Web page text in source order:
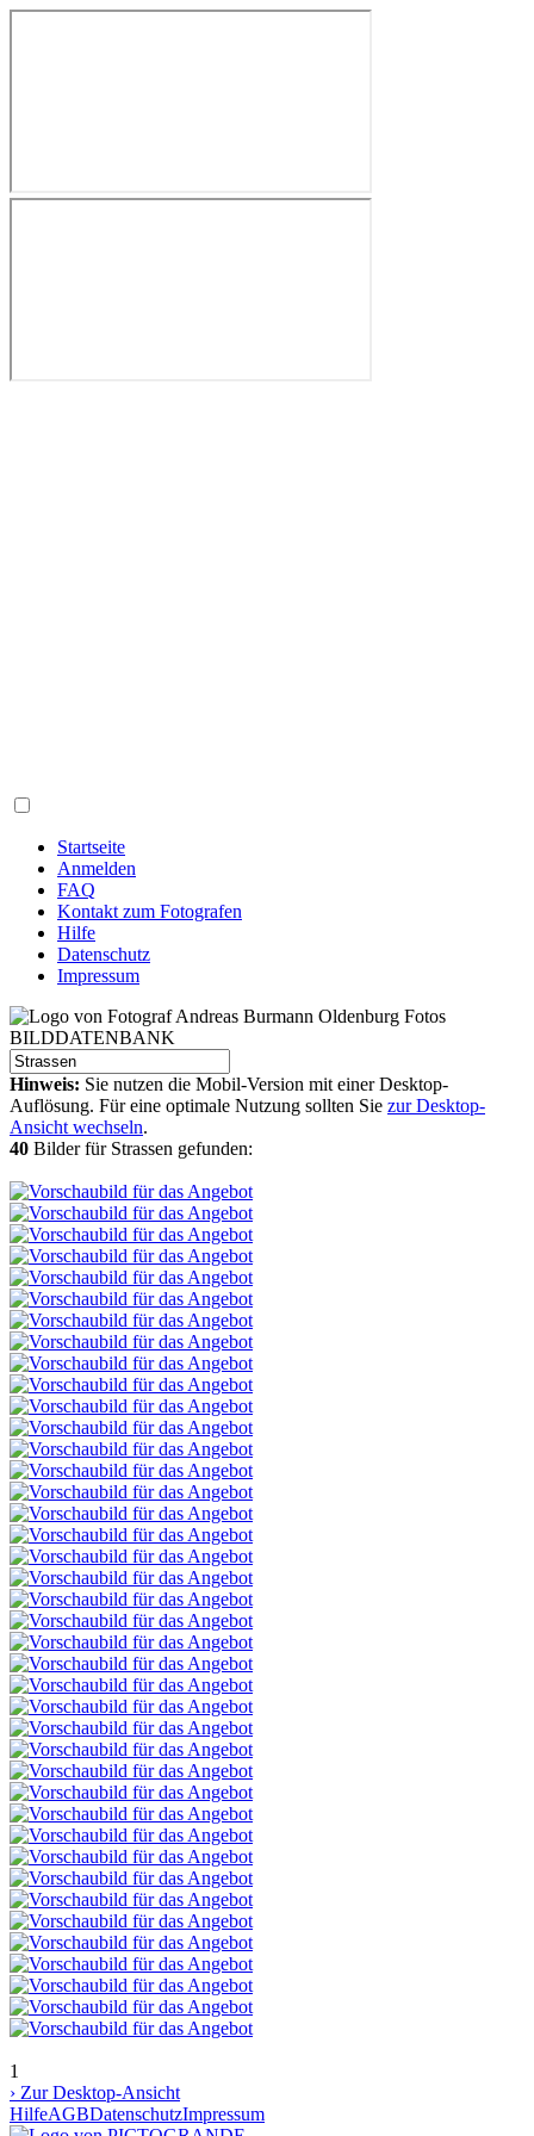
Startseite
Anmelden
FAQ
Kontakt zum Fotografen
Hilfe
Datenschutz
Impressum
Hinweis: Sie nutzen die Mobil-Version mit einer Desktop-
Auflösung. Für eine optimale Nutzung sollten Sie zur Desktop-
Ansicht wechseln.
40 Bilder für Strassen gefunden:
1
› Zur Desktop-Ansicht
HilfeAGBDatenschutzImpressum